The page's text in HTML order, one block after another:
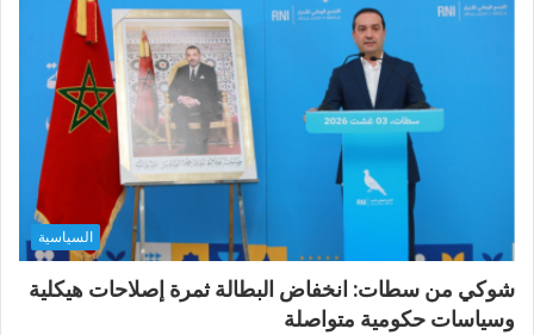
السياسية
شوكي من سطات: انخفاض البطالة ثمرة إصلاحات هيكلية
وسياسات حكومية متواصلة